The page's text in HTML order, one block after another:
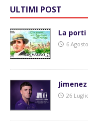
ULTIMI POST
La porti
6
26